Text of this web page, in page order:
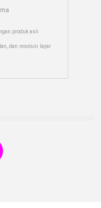
produk asli
dan resolusi layar